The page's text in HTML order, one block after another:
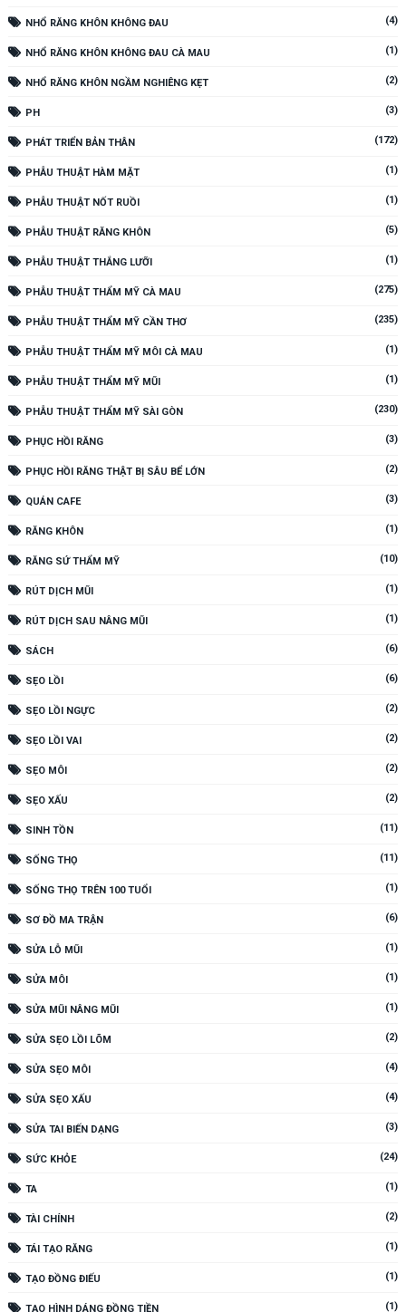
NHỔ RĂNG KHÔN KHÔNG ĐAU (4)
NHỔ RĂNG KHÔN KHÔNG ĐAU CÀ MAU (1)
NHỔ RĂNG KHÔN NGẦM NGHIÊNG KẸT (2)
PH (3)
PHÁT TRIỂN BẢN THÂN (172)
PHẪU THUẬT HÀM MẶT (1)
PHẪU THUẬT NỐT RUỒI (1)
PHẪU THUẬT RĂNG KHÔN (5)
PHẪU THUẬT THẮNG LƯỠI (1)
PHẪU THUẬT THẨM MỸ CÀ MAU (275)
PHẪU THUẬT THẨM MỸ CẦN THƠ (235)
PHẪU THUẬT THẨM MỸ MÔI CÀ MAU (1)
PHẪU THUẬT THẨM MỸ MŨI (1)
PHẪU THUẬT THẨM MỸ SÀI GÒN (230)
PHỤC HỒI RĂNG (3)
PHỤC HỒI RĂNG THẬT BỊ SÂU BỂ LỚN (2)
QUÁN CAFE (3)
RĂNG KHÔN (1)
RĂNG SỨ THẨM MỸ (10)
RÚT DỊCH MŨI (1)
RÚT DỊCH SAU NÂNG MŨI (1)
SÁCH (6)
SẸO LỒI (6)
SẸO LỒI NGỰC (2)
SẸO LỒI VAI (2)
SẸO MÔI (2)
SẸO XẤU (2)
SINH TỒN (11)
SỐNG THỌ (11)
SỐNG THỌ TRÊN 100 TUỔI (1)
SƠ ĐỒ MA TRẬN (6)
SỬA LỖ MŨI (1)
SỬA MÔI (1)
SỬA MŨI NÂNG MŨI (1)
SỬA SẸO LỒI LÕM (2)
SỬA SẸO MÔI (4)
SỬA SẸO XẤU (4)
SỬA TAI BIẾN DẠNG (3)
SỨC KHỎE (24)
TA (1)
TÀI CHÍNH (2)
TÁI TẠO RĂNG (1)
TẠO ĐỒNG ĐIẾU (1)
TẠO HÌNH DÁNG ĐỒNG TIỀN (1)